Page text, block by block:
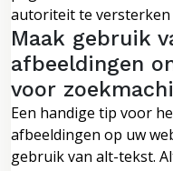
autoriteit te versterken
Maak gebruik
afbeeldingen
voor
Een handige tip voor
afbeeldingen op uw
gebruik van alt-tekst.